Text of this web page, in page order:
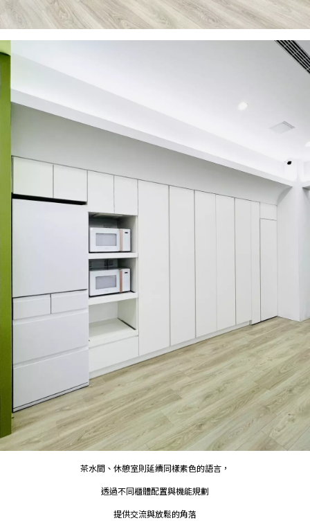
茶水間、休憩室則延續同樣素色的語言，
透過不同櫃體配置與機能規劃
提供交流與放鬆的角落